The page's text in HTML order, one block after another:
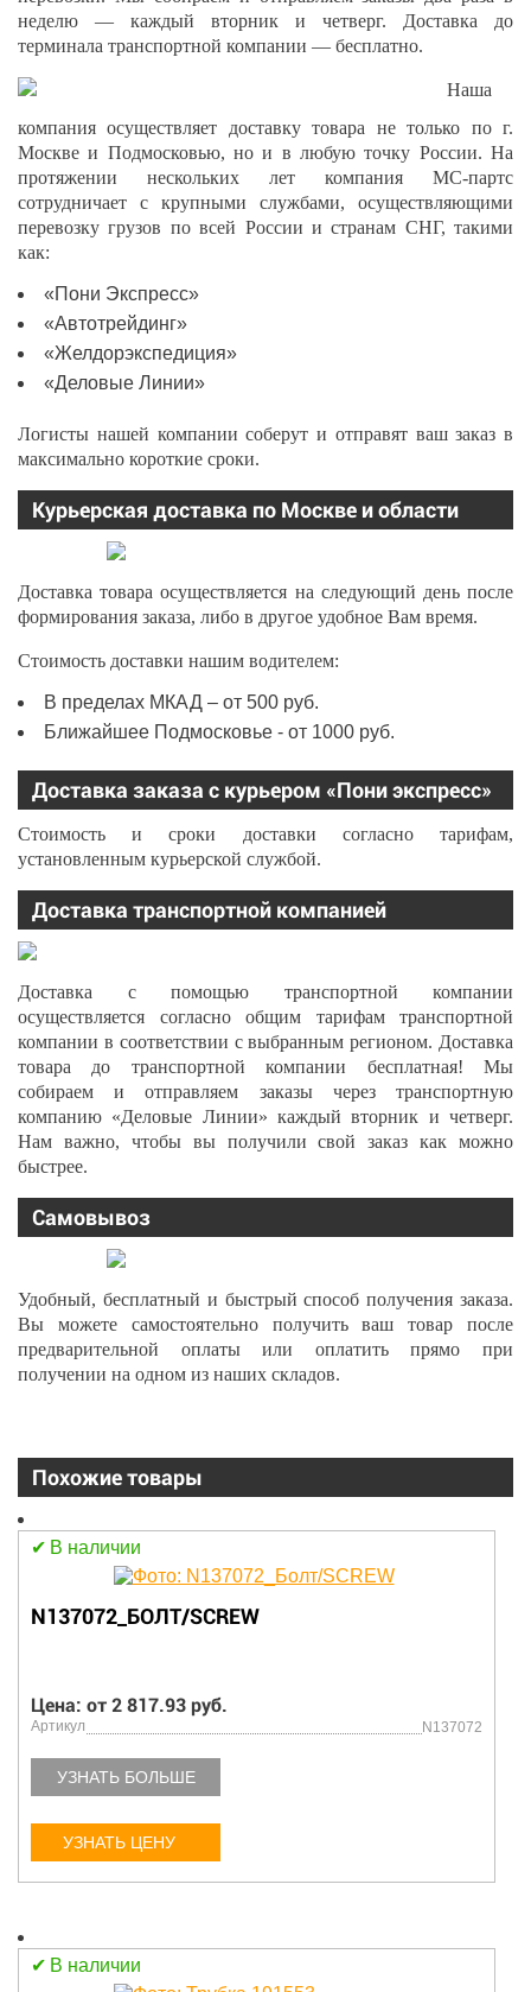
неделю — каждый вторник и четверг. Доставка до
терминала транспортной компании — бесплатно.
Наша
компания осуществляет доставку товара не только по г.
Москве и Подмосковью, но и в любую точку России. На
протяжении нескольких лет компания МС-партс
сотрудничает с крупными службами, осуществляющими
перевозку грузов по всей России и странам СНГ, такими
как:
«Пони Экспресс»
«Автотрейдинг»
«Желдорэкспедиция»
«Деловые Линии»
Логисты нашей компании соберут и отправят ваш заказ в
максимально короткие сроки.
Курьерская доставка по Москве и области
Доставка товара осуществляется на следующий день после
формирования заказа, либо в другое удобное Вам время.
Стоимость доставки нашим водителем:
В пределах МКАД – от 500 руб.
Ближайшее Подмосковье - от 1000 руб.
Доставка заказа с курьером «Пони экспресс»
Стоимость и сроки доставки согласно тарифам,
установленным курьерской службой.
Доставка транспортной компанией
Доставка с помощью транспортной компании
осуществляется согласно общим тарифам транспортной
компании в соответствии с выбранным регионом. Доставка
товара до транспортной компании бесплатная! Мы
собираем и отправляем заказы через транспортную
компанию «Деловые Линии» каждый вторник и четверг.
Нам важно, чтобы вы получили свой заказ как можно
быстрее.
Самовывоз
Удобный, бесплатный и быстрый способ получения заказа.
Вы можете самостоятельно получить ваш товар после
предварительной оплаты или оплатить прямо при
получении на одном из наших складов.
Похожие товары
В наличии
N137072_БОЛТ/SCREW
Цена: от 2 817.93 руб.
Артикул N137072
УЗНАТЬ БОЛЬШЕ
УЗНАТЬ ЦЕНУ
В наличии